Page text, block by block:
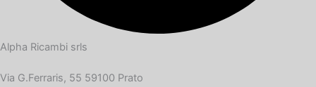
Alpha Ricambi srls
Via G.Ferraris, 55 59100 Prato